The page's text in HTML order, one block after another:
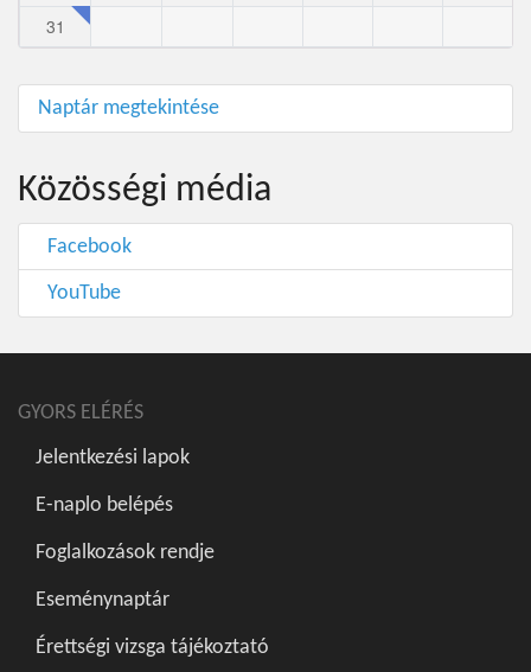
31
Naptár megtekintése
Közösségi média
Facebook
YouTube
GYORS ELÉRÉS
Jelentkezési lapok
E-naplo belépés
Foglalkozások rendje
Eseménynaptár
Érettségi vizsga tájékoztató